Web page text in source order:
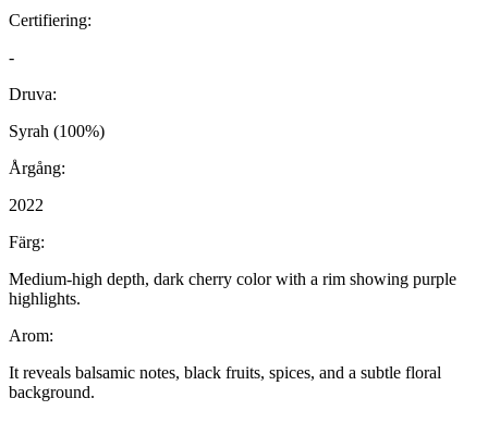
Certifiering:
-
Druva:
Syrah (100%)
Årgång:
2022
Färg:
Medium-high depth, dark cherry color with a rim showing purple
highlights.
Arom:
It reveals balsamic notes, black fruits, spices, and a subtle floral
background.